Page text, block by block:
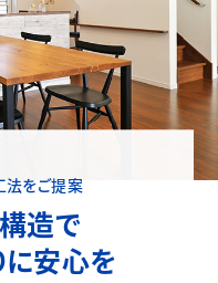
法をご提案
造で
安心を